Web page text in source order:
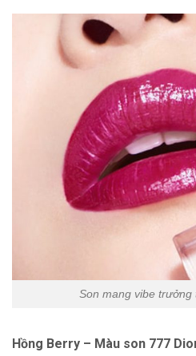
Son mang vibe trưởng
Hồng Berry – Màu son 777